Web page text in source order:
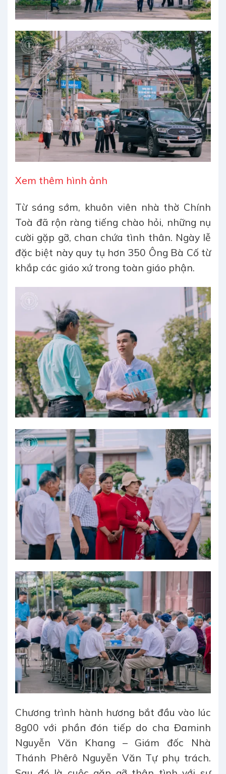
Xem thêm hình ảnh
Từ sáng sớm, khuôn viên nhà thờ Chính
Toà đã rộn ràng tiếng chào hỏi, những nụ
cười gặp gỡ, chan chứa tình thân. Ngày lễ
đặc biệt này quy tụ hơn 350 Ông Bà Cố từ
khắp các giáo xứ trong toàn giáo phận.
Chương trình hành hương bắt đầu vào lúc
8g00 với phần đón tiếp do cha Đaminh
Nguyễn Văn Khang – Giám đốc Nhà
Thánh Phêrô Nguyễn Văn Tự phụ trách.